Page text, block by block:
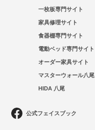
一枚板専門サイト
家具修理サイト
食器棚専門サイト
電動ベッド専門サイト
オーダー家具サイト
マスターウォール八尾
HIDA 八尾
公式フェイスブック